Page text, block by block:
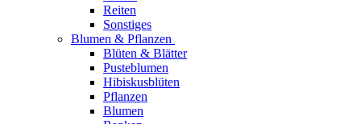
Reiten
Sonstiges
Blumen & Pflanzen
Blüten & Blätter
Pusteblumen
Hibiskusblüten
Pflanzen
Blumen